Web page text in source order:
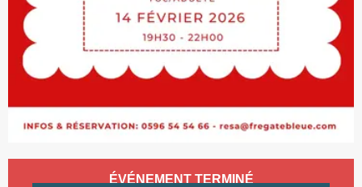
Ouverture et coordonnées
ÉVÉNEMENT TERMINÉ